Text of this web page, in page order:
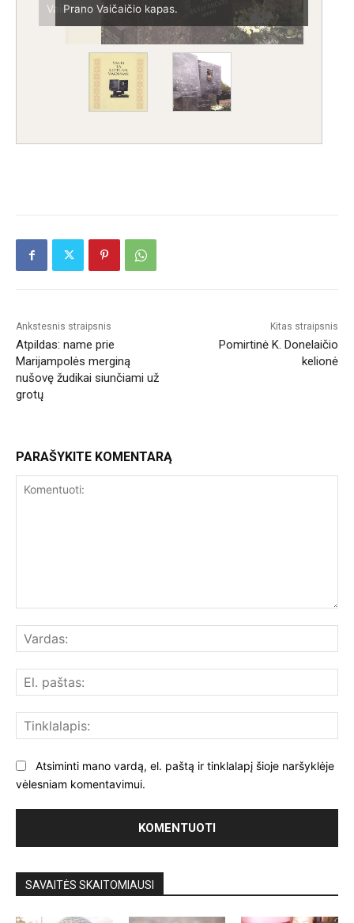
Vaičaitį.
Ankstesnis straipsnis
Atpildas: name prie
Marijampolės merginą
nušovę žudikai siunčiami už
grotų
Kitas straipsnis
Pomirtinė K. Donelaičio
kelionė
PARAŠYKITE KOMENTARĄ
Atsiminti mano vardą, el. paštą ir tinklalapį šioje naršyklėje
vėlesniam komentavimui.
SAVAITĖS SKAITOMIAUSI